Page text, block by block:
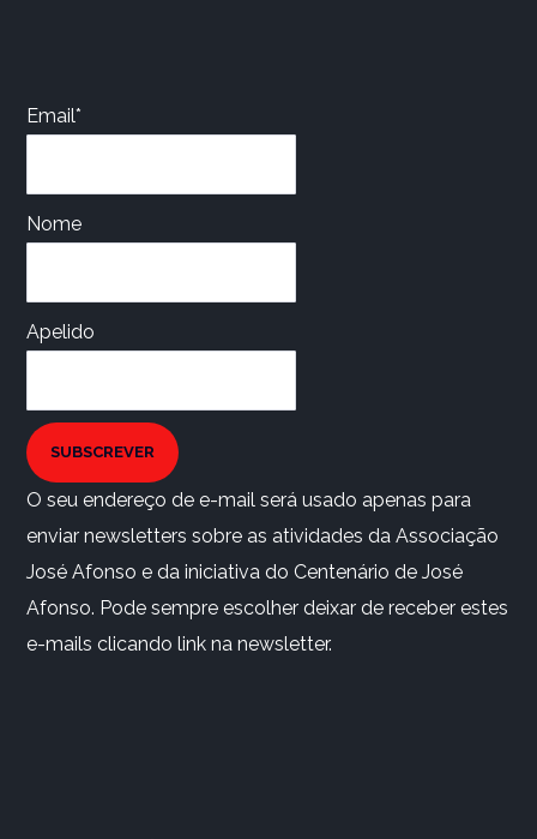
Email*
Nome
Apelido
SUBSCREVER
O seu endereço de e-mail será usado apenas para
enviar newsletters sobre as atividades da Associação
José Afonso e da iniciativa do Centenário de José
Afonso. Pode sempre escolher deixar de receber estes
e-mails clicando link na newsletter.